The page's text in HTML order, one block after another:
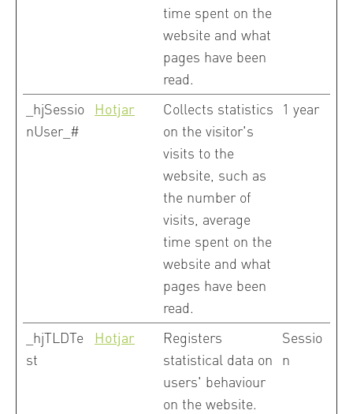
time spent on the
website and what
pages have been
read.
_hjSessio
nUser_#
Hotjar
Collects statistics
on the visitor's
visits to the
website, such as
the number of
visits, average
time spent on the
website and what
pages have been
read.
1 year
_hjTLDTe
st
Hotjar
Registers
statistical data on
users' behaviour
on the website.
Sessio
n